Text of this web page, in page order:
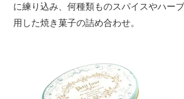
に練り込み、何種類ものスパイスやハー
用した焼き菓子の詰め合わせ。